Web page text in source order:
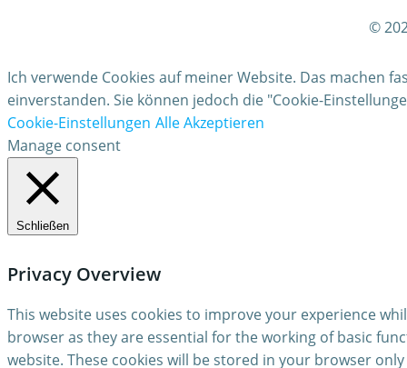
©
Ich verwende Cookies auf meiner Website. Das machen
einverstanden. Sie können jedoch die "Cookie-
Cookie-Einstellungen Alle Akzeptieren
Manage consent
Schließen
Privacy Overview
This website uses cookies to improve your experience
browser as they are essential for the working of basic
website. These cookies will be stored in your browser